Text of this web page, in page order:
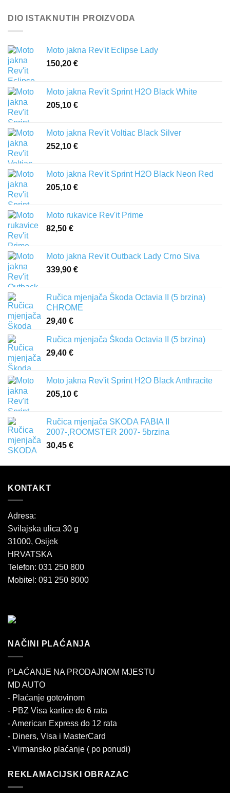
DIO ISTAKNUTIH PROIZVODA
Moto jakna Rev'it Eclipse Lady
150,20 €
Moto jakna Rev'it Sprint H2O Black White
205,10 €
Moto jakna Rev'it Voltiac Black Silver
252,10 €
Moto jakna Rev'it Sprint H2O Black Neon Red
205,10 €
Moto rukavice Rev'it Prime
82,50 €
Moto jakna Rev'it Outback Lady Crno Siva
339,90 €
Ručica mjenjača Škoda Octavia II (5 brzina)
CHROME
29,40 €
Ručica mjenjača Škoda Octavia II (5 brzina)
29,40 €
Moto jakna Rev'it Sprint H2O Black Anthracite
205,10 €
Ručica mjenjača SKODA FABIA II
2007-,ROOMSTER 2007- 5brzina
30,45 €
KONTAKT
Adresa:
Svilajska ulica 30 g
31000, Osijek
HRVATSKA
Telefon: 031 250 800
Mobitel: 091 250 8000
NAČINI PLAĆANJA
PLAĆANJE NA PRODAJNOM MJESTU
MD AUTO
- Plaćanje gotovinom
- PBZ Visa kartice do 6 rata
- American Express do 12 rata
- Diners, Visa i MasterCard
- Virmansko plaćanje ( po ponudi)
REKLAMACIJSKI OBRAZAC